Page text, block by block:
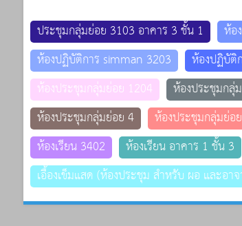
ประชุมกลุ่มย่อย 3103 อาคาร 3 ชั้น 1 ห้อ
ห้องปฏิบัติการ simman 3203
ห้องปฏิบัติ
ห้องประชุมกลุ่มย่อย 1204
ห้องประชุมกลุ่
ห้องประชุมกลุ่มย่อย 4
ห้องประชุมกลุ่มย่อ
ห้องเรียน 3402
ห้องเรียน อาคาร 1 ชั้น 3
เอื้องเข็มแสด (ห้องประชุม สำหรับ ผอ และอา